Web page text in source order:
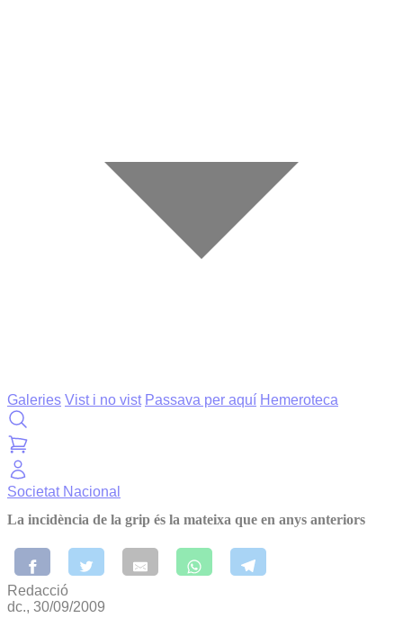
Galeries Vist i no vist Passava per aquí Hemeroteca
Societat Nacional
La incidència de la grip és la mateixa que en anys anteriors
Redacció
dc., 30/09/2009